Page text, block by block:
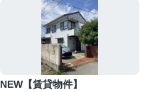
NEW【賃貸物件】